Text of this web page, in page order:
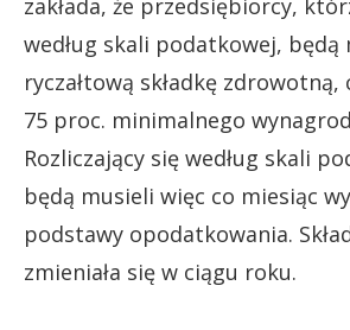
zakłada, że przedsiębiorcy,
według skali podatkowej, będą
ryczałtową składkę
75 proc. minimalnego
Rozliczający się według skali
będą musieli więc co miesiąc
podstawy opodatkowania.
zmieniała się w ciągu roku.